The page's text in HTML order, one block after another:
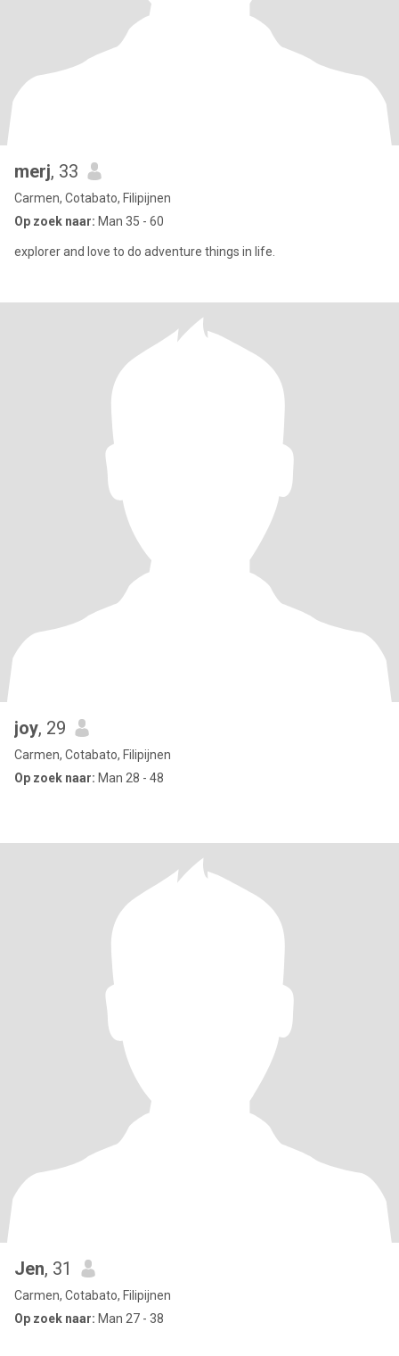
merj, 33
Carmen, Cotabato, Filipijnen
Op zoek naar: Man 35 - 60
explorer and love to do adventure things in life.
joy, 29
Carmen, Cotabato, Filipijnen
Op zoek naar: Man 28 - 48
Jen, 31
Carmen, Cotabato, Filipijnen
Op zoek naar: Man 27 - 38